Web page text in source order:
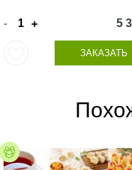
- + 5
ЗАКАЗАТЬ